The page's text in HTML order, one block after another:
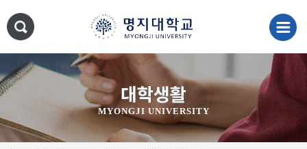
대학생활
MYONGJI UNIVERSITY